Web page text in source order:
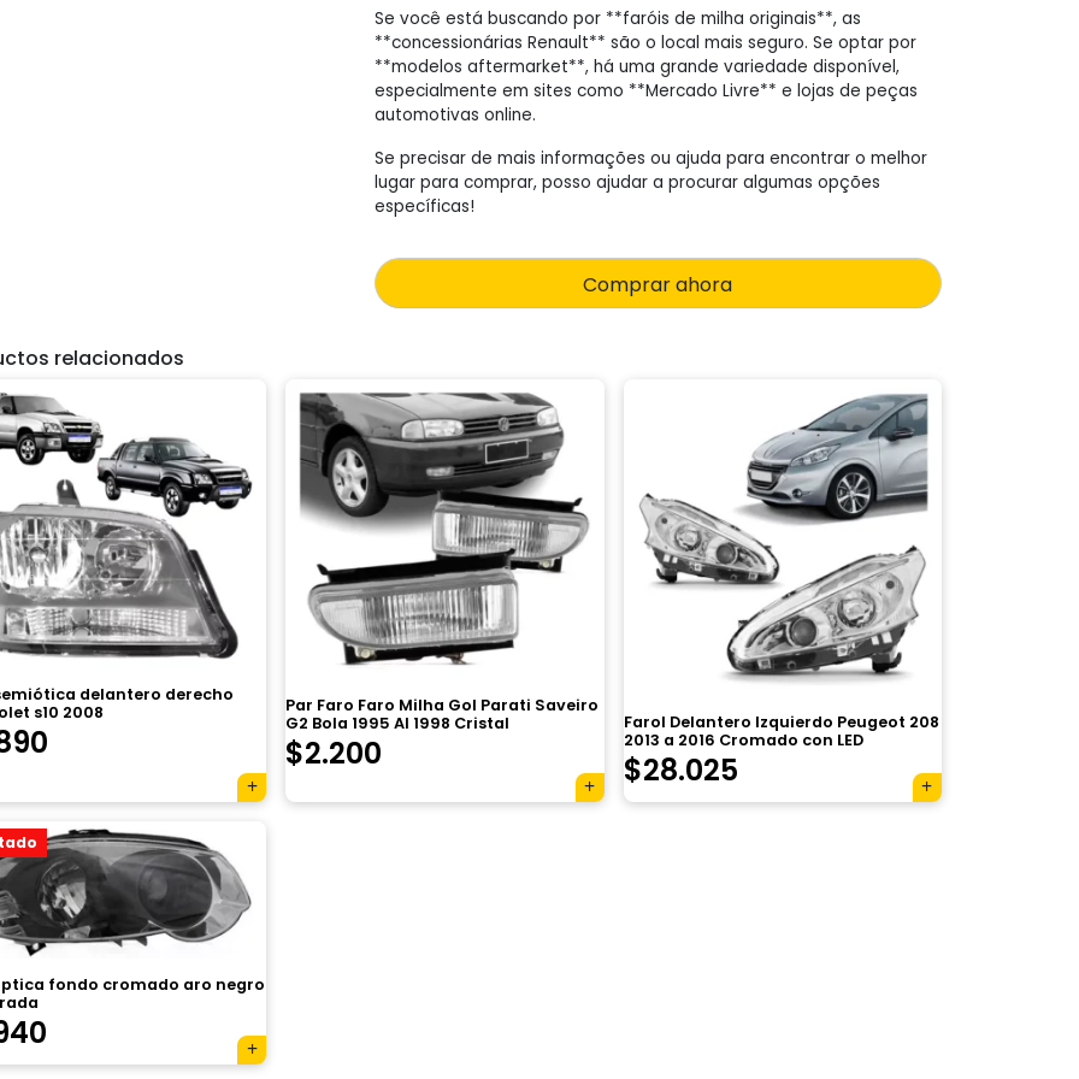
Se você está buscando por **faróis de milha originais**, as
**concessionárias Renault** são o local mais seguro. Se optar por
**modelos aftermarket**, há uma grande variedade disponível,
especialmente em sites como **Mercado Livre** e lojas de peças
automotivas online.
Se precisar de mais informações ou ajuda para encontrar o melhor
lugar para comprar, posso ajudar a procurar algumas opções
específicas!
Comprar ahora
relacionados
delantero derecho
s10 2008
Par Faro Faro Milha Gol Parati Saveiro
G2 Bola 1995 Al 1998 Cristal
$2.200
Farol Delantero Izquierdo Peugeot 208
2013 a 2016 Cromado con LED
$28.025
fondo cromado aro negro